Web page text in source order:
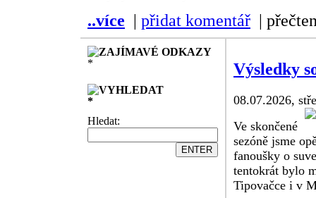
..více | přidat komentář |
ZAJÍMAVÉ ODKAZY
VYHLEDAT
Hledat:
Výsledky
08.07.2026,
Ve skončené
sezóně jsme
fanoušky o
tentokrát bylo
Tipovačce i v